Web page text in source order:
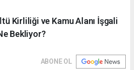
Kirliliği ve Kamu Alanı İşgali
Bekliyor?
ABONE OL